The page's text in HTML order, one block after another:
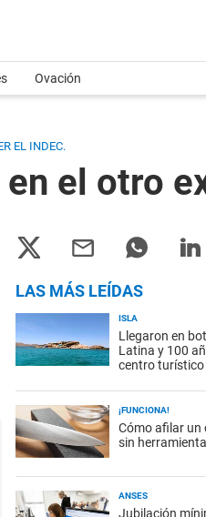
Ovación
EL INDEC.
el otro
LAS MÁS LEÍDAS
ISLA
Llegaron en
Latina y 100
centro turístico
¡FUNCIONA!
Cómo afilar un
sin
ANSES
Jubilación